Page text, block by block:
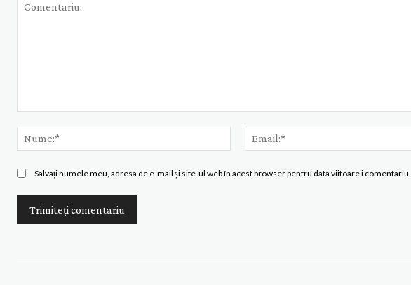
Nume:*
Salvați numele meu, adresa de e-mail și site-ul web în acest browser pentru data viitoare i comentariu.